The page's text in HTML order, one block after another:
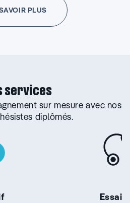
PLUS
services
sur mesure avec nos
diplômés.
Essai